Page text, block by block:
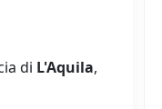
di L'Aquila,